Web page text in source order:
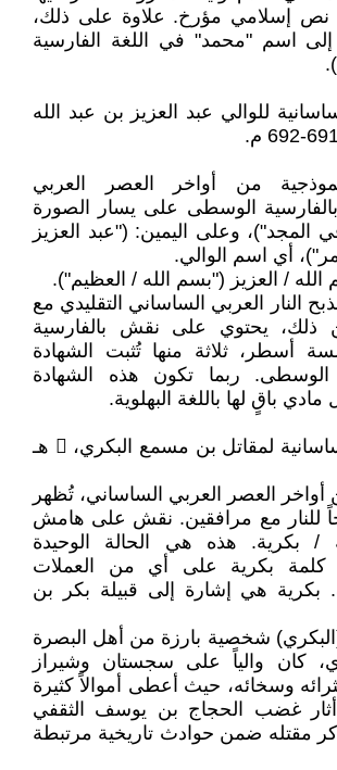
إسلامي مؤرخ. علاوة على ذلك،
اسم "محمد" في اللغة الفارسية
للوالي عبد العزيز بن عبد الله
من أواخر العصر العربي
الوسطى على يسار الصورة
المجد")، وعلى اليمين: ("عبد العزيز
أي اسم الوالي.
/ العزيز ("بسم الله / العظيم").
النار العربي الساساني التقليدي مع
ذلك، يحتوي على نقش بالفارسية
أسطر، ثلاثة منها تُثبت الشهادة
الوسطى. ربما تكون هذه الشهادة
باقٍ لها باللغة البهلوية.
19. عملة عربية ساسانية لمقاتل بن مسمع البكري، ​󈒔 هـ
العصر العربي الساساني، تُظهر
للنار مع مرافقين. نقش على هامش
/ بكرية. هذه هي الحالة الوحيدة
كلمة بكرية على أي من العملات
بكرية هي إشارة إلى قبيلة بكر بن
شخصية بارزة من أهل البصرة
كان والياً على سجستان وشيراز
وسخائه، حيث أعطى أموالاً كثيرة
غضب الحجاج بن يوسف الثقفي
مقتله ضمن حوادث تاريخية مرتبطة